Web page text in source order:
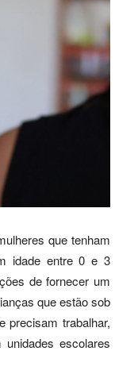
que tenham
idade entre 0 e 3
de fornecer um
que estão sob
precisam trabalhar,
escolares